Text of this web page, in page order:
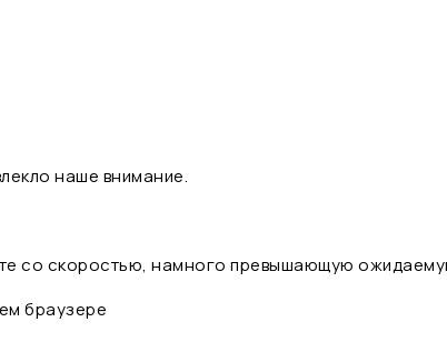
наше внимание.
со скоростью, намного превышающую
браузере